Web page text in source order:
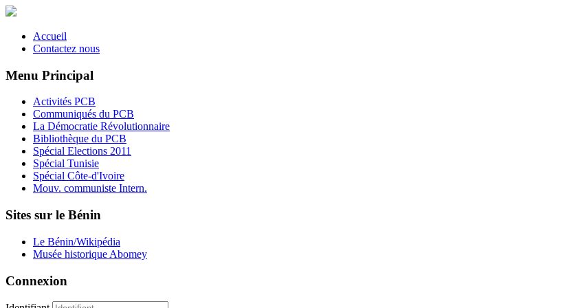
Accueil
Contactez nous
Menu Principal
Activités PCB
Communiqués du PCB
La Démocratie Révolutionnaire
Bibliothèque du PCB
Spécial Elections 2011
Spécial Tunisie
Spécial Côte-d'Ivoire
Mouv. communiste Intern.
Sites sur le Bénin
Le Bénin/Wikipédia
Musée historique Abomey
Connexion